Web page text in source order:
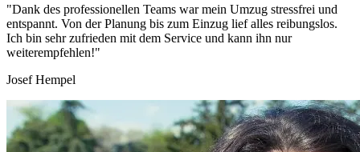
"Dank des professionellen Teams war mein Umzug stressfrei und
entspannt. Von der Planung bis zum Einzug lief alles reibungslos.
Ich bin sehr zufrieden mit dem Service und kann ihn nur
weiterempfehlen!"
Josef Hempel